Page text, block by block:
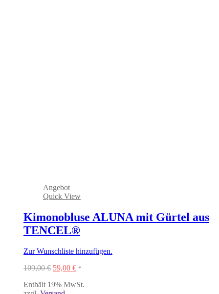
Angebot
Quick View
Kimonobluse ALUNA mit Gürtel aus
TENCEL®
Zur Wunschliste hinzufügen.
109,00€ Ursprünglicher
war:
59,00 €Aktueller
ist:
*
Enthält 19% MwSt.